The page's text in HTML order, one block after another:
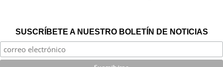
SUSCRÍBETE A NUESTRO BOLETÍN DE NOTICIAS